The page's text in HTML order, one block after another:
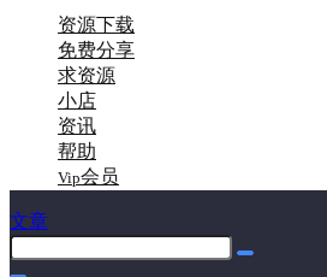
资源下载
免费分享
求资源
小店
资讯
帮助
Vip会员
文章